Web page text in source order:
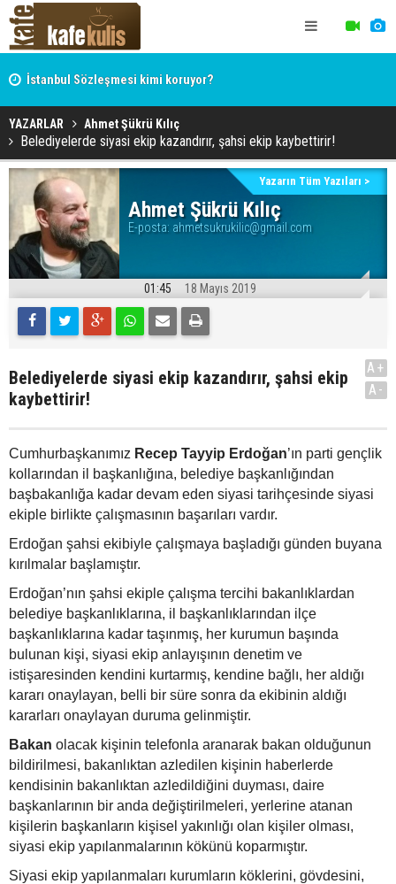
YAZARLAR Ahmet Şükrü Kılıç
Belediyelerde siyasi ekip kazandırır, şahsi ekip kaybettirir!
Ahmet Şükrü Kılıç
E-posta: ahmetsukrukilic@gmail.com
Yazarın Tüm Yazıları >
01:45 18 Mayıs 2019
Belediyelerde siyasi ekip kazandırır, şahsi ekip
kaybettirir!
A+
A-
Cumhurbaşkanımız Recep Tayyip Erdoğan’ın parti gençlik
kollarından il başkanlığına, belediye başkanlığından
başbakanlığa kadar devam eden siyasi tarihçesinde siyasi
ekiple birlikte çalışmasının başarıları vardır.
Erdoğan şahsi ekibiyle çalışmaya başladığı günden buyana
kırılmalar başlamıştır.
Erdoğan’nın şahsi ekiple çalışma tercihi bakanlıklardan
belediye başkanlıklarına, il başkanlıklarından ilçe
başkanlıklarına kadar taşınmış, her kurumun başında
bulunan kişi, siyasi ekip anlayışının denetim ve
istişaresinden kendini kurtarmış, kendine bağlı, her aldığı
kararı onaylayan, belli bir süre sonra da ekibinin aldığı
kararları onaylayan duruma gelinmiştir.
Bakan olacak kişinin telefonla aranarak bakan olduğunun
bildirilmesi, bakanlıktan azledilen kişinin haberlerde
kendisinin bakanlıktan azledildiğini duyması, daire
başkanlarının bir anda değiştirilmeleri, yerlerine atanan
kişilerin başkanların kişisel yakınlığı olan kişiler olması,
siyasi ekip yapılanmalarının kökünü koparmıştır.
Siyasi ekip yapılanmaları kurumların köklerini, gövdesini,